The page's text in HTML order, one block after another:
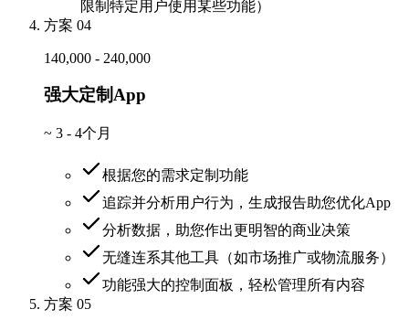
限制特定用户使用某些功能）
方案 04
140,000 - 240,000
强大定制App
~ 3 - 4个月
根据您的需求定制功能
追踪并分析用户行为，生成报告助您优化App
分析数据，助您作出更明智的商业决策
无缝连系其他工具（如市场推广或物流服务）
功能强大的控制面板，轻松管理所有内容
方案 05